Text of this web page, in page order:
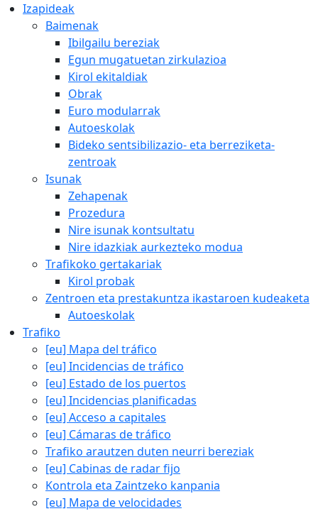
Izapideak
Baimenak
Ibilgailu bereziak
Egun mugatuetan zirkulazioa
Kirol ekitaldiak
Obrak
Euro modularrak
Autoeskolak
Bideko sentsibilizazio- eta berreziketa-
zentroak
Isunak
Zehapenak
Prozedura
Nire isunak kontsultatu
Nire idazkiak aurkezteko modua
Trafikoko gertakariak
Kirol probak
Zentroen eta prestakuntza ikastaroen kudeaketa
Autoeskolak
Trafiko
[eu] Mapa del tráfico
[eu] Incidencias de tráfico
[eu] Estado de los puertos
[eu] Incidencias planificadas
[eu] Acceso a capitales
[eu] Cámaras de tráfico
Trafiko arautzen duten neurri bereziak
[eu] Cabinas de radar fijo
Kontrola eta Zaintzeko kanpania
[eu] Mapa de velocidades